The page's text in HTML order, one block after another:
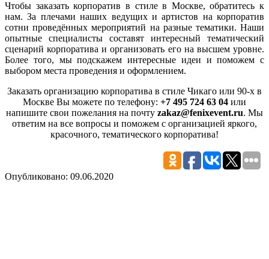
Чтобы заказать корпоратив в стиле в Москве, обратитесь к
нам. За плечами наших ведущих и артистов на корпоратив
сотни проведённых мероприятий на разные тематики. Наши
опытные специалисты составят интересный тематический
сценарий корпоратива и организовать его на высшем уровне.
Более того, мы подскажем интересные идеи и поможем с
выбором места проведения и оформлением.
Заказать организацию корпоратива в стиле Чикаго или 90-х в
Москве Вы можете по телефону: +7 495 724 63 04 или
напишите свои пожелания на почту zakaz@fenixevent.ru. Мы
ответим на все вопросы и поможем с организацией яркого,
красочного, тематического корпоратива!
Опубликовано: 09.06.2020